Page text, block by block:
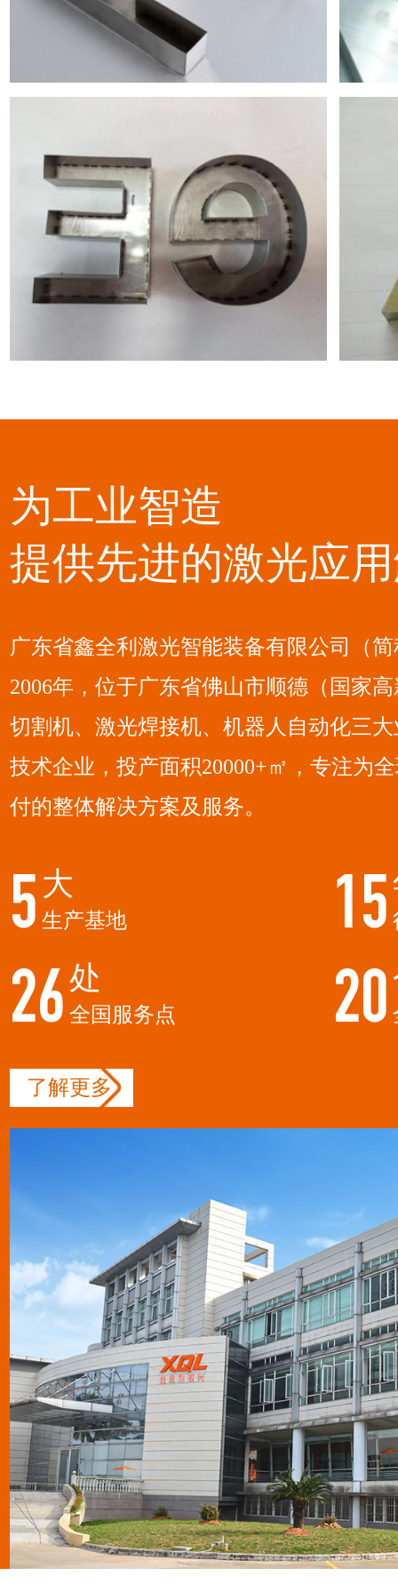
为工业智造
提供先进的激光应
广东省鑫全利激光智能装备有限公司（
2006年，位于广东省佛山市顺德（国家
切割机、激光焊接机、机器人自动化三
技术企业，投产面积20000+㎡，专注为
付的整体解决方案及服务。
5 大
生产基地 15
26处
全国服务点 20
了解更多